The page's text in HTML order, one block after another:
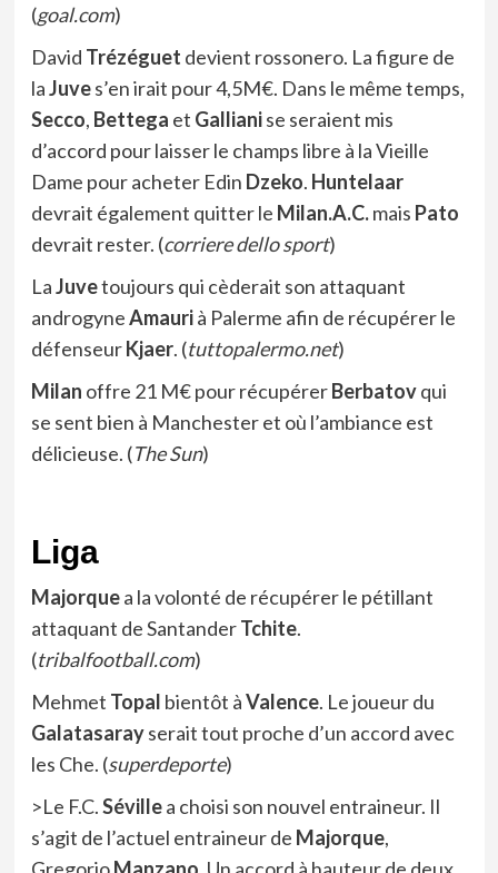
(goal.com)
David Trézéguet devient rossonero. La figure de
laJuves’en irait pour 4,5M€. Dans le même temps,
Secco, Bettega et Gallianise seraient mis
d’accord pour laisser le champs libre à la Vieille
Dame pour acheter Edin Dzeko. Huntelaar
devrait également quitter le Milan.A.C.mais Pato
devrait rester. (corriere dello sport)
LaJuvetoujours qui cèderait son attaquant
androgyneAmaurià Palerme afin de récupérer le
défenseurKjaer. (tuttopalermo.net)
Milan offre 21 M€ pour récupérerBerbatovqui
se sent bien à Manchester et où l’ambiance est
délicieuse. (The Sun)
Liga
Majorquea la volonté de récupérer le pétillant
attaquant de SantanderTchite.
(tribalfootball.com)
Mehmet Topal bientôt àValence. Le joueur du
Galatasarayserait tout proche d’un accord avec
les Che. (superdeporte)
>Le F.C.Sévillea choisi son nouvel entraineur. Il
s’agit de l’actuel entraineur de Majorque,